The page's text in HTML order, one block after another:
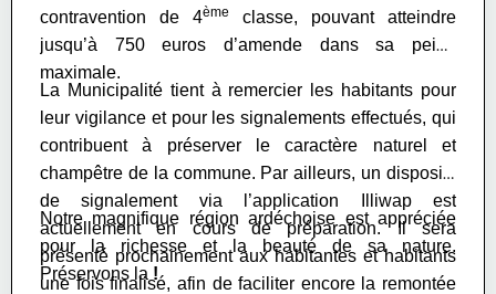
contravention de 4ème
classe, pouvant atteindre
jusqu’à 750 euros d’amende dans sa peine
maximale.
La Municipalité tient à remercier les habitants pour
leur vigilance et pour les signalements effectués, qui
contribuent à préserver le caractère naturel et
champêtre de la commune. Par ailleurs, un dispositif
de signalement via l’application Illiwap est
actuellement en cours de préparation. Il sera
présenté prochainement aux habitantes et habitants
une fois finalisé, afin de faciliter encore la remontée
Notre magnifique région ardéchoise est appréciée
pour la richesse et la beauté de sa nature.
Préservons la !